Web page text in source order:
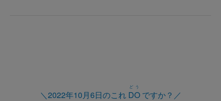
＼2022年10月6日のこれ DO
どう
ですか？／